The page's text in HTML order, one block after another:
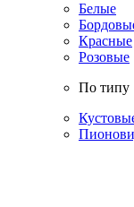
Белые
Красные
Розовые
По типу